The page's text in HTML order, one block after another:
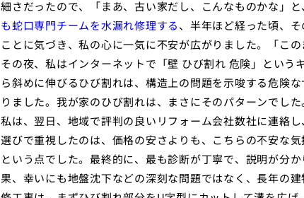
細さだったので、「まあ、古い家だし、こんなものかな」と
も蛇口専門チームを水漏れ修理する、半年ほど経った頃、
ことに気づき、私の心に一気に不安が広がりました。「こ
その夜、私はインターネットで「壁 ひび割れ 危険」とい
ら斜めに伸びるひび割れは、構造上の問題を示唆する危険
りました。我が家のひび割れは、まさにそのパターンでし
私は、翌日、地域で評判の良いリフォーム会社数社に連絡
選びで重視したのは、価格の安さよりも、こちらの不安な
という点でした。最終的に、最も診断が丁寧で、説明が分
果、幸いにも地盤沈下などの深刻な問題ではなく、長年の